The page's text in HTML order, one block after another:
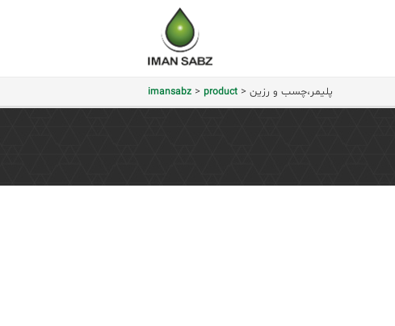
imansabz
imansabz > product > پلیمر،چسب و رزین